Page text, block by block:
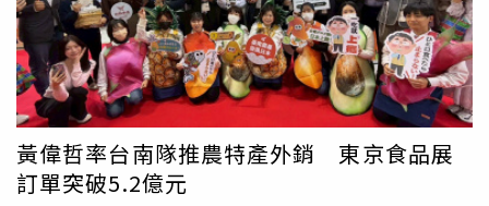
黃偉哲率台南隊推農特產外銷 東京食品展
訂單突破5.2億元